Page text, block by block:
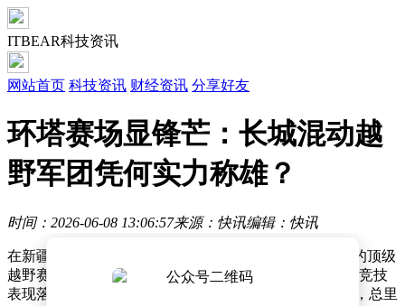
ITBEAR科技资讯
网站首页 科技资讯 财经资讯 分享好友
环塔赛场显锋芒：长城混动越
野军团凭何实力称雄？
时间：2026-06-08 13:06:57来源：快讯编辑：快讯
在新疆塔克拉玛干沙漠边缘，一场被誉为“东方达喀尔”的顶级
越野赛事——2026爱跑·中国环塔国际拉力赛，以震撼的竞技
表现落下帷幕。这场跨越戈壁、沙漠与峡谷的极限挑战，总里